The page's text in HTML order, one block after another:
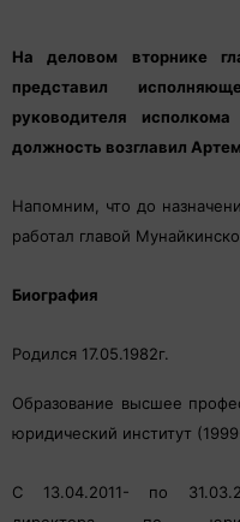
На деловом вторнике
представил
руководителя
должность возглавил
Напомним, что до
работал главой
Биография
Родился 17.05.1982г.
Образование высшее
юридический институт
С 13.04.2011- по